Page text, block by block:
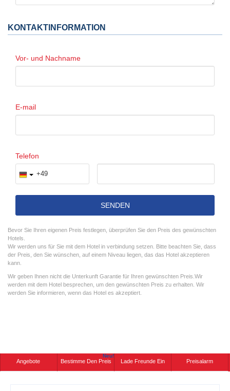
KONTAKTINFORMATION
Vor- und Nachname
E-mail
Telefon
SENDEN
Bevor Sie Ihren eigenen Preis festlegen, überprüfen Sie den Preis des gewünschten
Hotels.
Wir werden uns für Sie mit dem Hotel in verbindung setzen. Bitte beachten Sie, dass
der Preis, den Sie wünschen, auf einem Niveau liegen, das das Hotel akzeptieren
kann.
Wir geben Ihnen nicht die Unterkunft Garantie für Ihren gewünschten Preis.Wir
werden mit dem Hotel besprechen, um den gewünschten Preis zu erhalten. Wir
werden Sie informieren, wenn das Hotel es akzeptiert.
Angebote Bestimme Den Preis
Neu!
Lade Freunde Ein Preisalarm